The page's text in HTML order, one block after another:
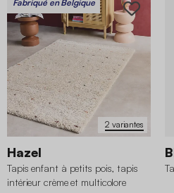
2 variantes
Fabriqué en Belgique
Hazel
Tapis enfant à petits pois, tapis
intérieur crème et multicolore